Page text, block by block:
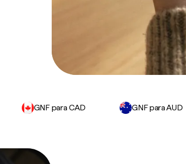
GNF para CAD GNF para AUD